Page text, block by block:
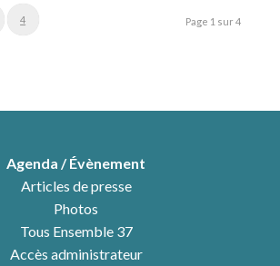
Page 1 sur 4
4
Agenda / Évènement
Articles de presse
Photos
Tous Ensemble 37
Accès administrateur